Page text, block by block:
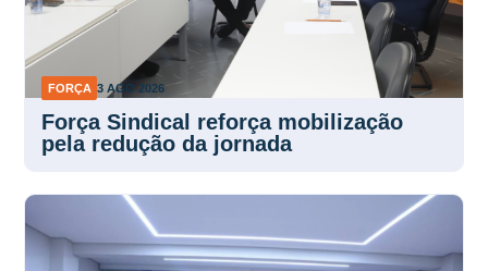
FORÇA 3 AGO 2026
Força Sindical reforça mobilização
pela redução da jornada